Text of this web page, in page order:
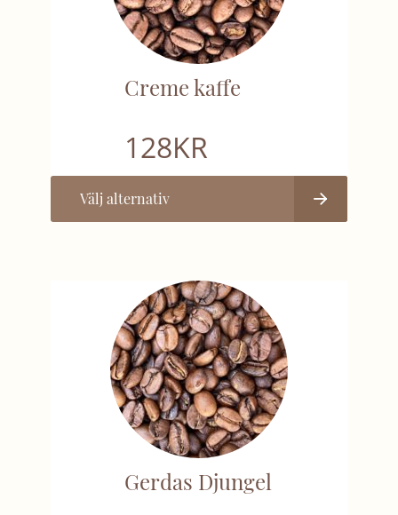
Creme kaffe
128KR
Välj alternativ
Gerdas Djungel